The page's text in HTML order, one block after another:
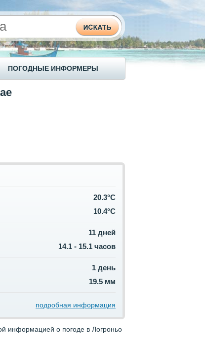
ПОГОДНЫЕ ИНФОРМЕРЫ
20.3°C
10.4°C
11 дней
14.1 - 15.1 часов
1 день
19.5 мм
подробная информация
информацией о погоде в Логроньо